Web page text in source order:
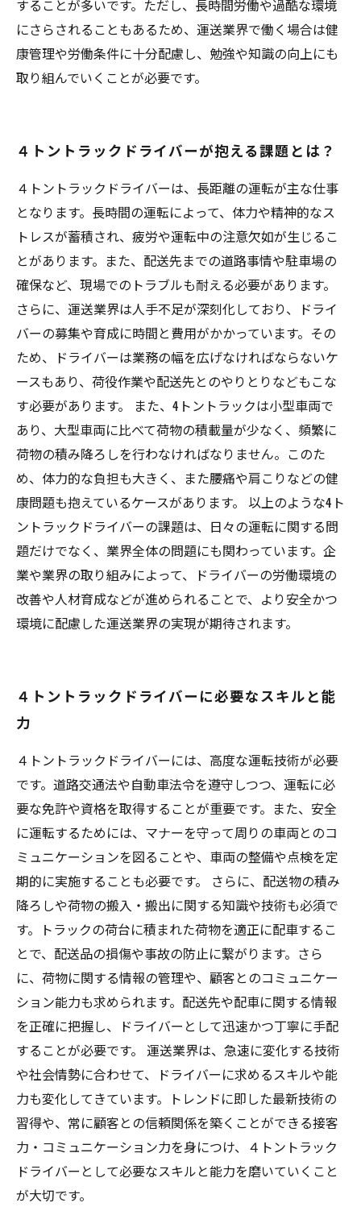
することが多いです。ただし、長時間労働や過酷な環境
にさらされることもあるため、運送業界で働く場合は健
康管理や労働条件に十分配慮し、勉強や知識の向上にも
取り組んでいくことが必要です。
４トントラックドライバーが抱える課題とは？
４トントラックドライバーは、長距離の運転が主な仕事
となります。長時間の運転によって、体力や精神的なス
トレスが蓄積され、疲労や運転中の注意欠如が生じるこ
とがあります。また、配送先までの道路事情や駐車場の
確保など、現場でのトラブルも耐える必要があります。
さらに、運送業界は人手不足が深刻化しており、ドライ
バーの募集や育成に時間と費用がかかっています。その
ため、ドライバーは業務の幅を広げなければならないケ
ースもあり、荷役作業や配送先とのやりとりなどもこな
す必要があります。 また、4トントラックは小型車両で
あり、大型車両に比べて荷物の積載量が少なく、頻繁に
荷物の積み降ろしを行わなければなりません。このた
め、体力的な負担も大きく、また腰痛や肩こりなどの健
康問題も抱えているケースがあります。 以上のような4ト
ントラックドライバーの課題は、日々の運転に関する問
題だけでなく、業界全体の問題にも関わっています。企
業や業界の取り組みによって、ドライバーの労働環境の
改善や人材育成などが進められることで、より安全かつ
環境に配慮した運送業界の実現が期待されます。
４トントラックドライバーに必要なスキルと能
力
４トントラックドライバーには、高度な運転技術が必要
です。道路交通法や自動車法令を遵守しつつ、運転に必
要な免許や資格を取得することが重要です。また、安全
に運転するためには、マナーを守って周りの車両とのコ
ミュニケーションを図ることや、車両の整備や点検を定
期的に実施することも必要です。 さらに、配送物の積み
降ろしや荷物の搬入・搬出に関する知識や技術も必須で
す。トラックの荷台に積まれた荷物を適正に配車するこ
とで、配送品の損傷や事故の防止に繋がります。さら
に、荷物に関する情報の管理や、顧客とのコミュニケー
ション能力も求められます。配送先や配車に関する情報
を正確に把握し、ドライバーとして迅速かつ丁寧に手配
することが必要です。 運送業界は、急速に変化する技術
や社会情勢に合わせて、ドライバーに求めるスキルや能
力も変化してきています。トレンドに即した最新技術の
習得や、常に顧客との信頼関係を築くことができる接客
力・コミュニケーション力を身につけ、４トントラック
ドライバーとして必要なスキルと能力を磨いていくこと
が大切です。